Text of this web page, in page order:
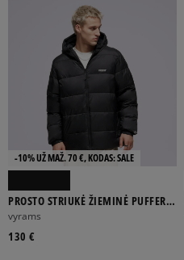
-10% UŽ MAŽ. 70 €, KODAS: SALE
PROSTO STRIUKĖ ŽIEMINĖ PUFFER
JACKET 404 BLACK
vyrams
130 €